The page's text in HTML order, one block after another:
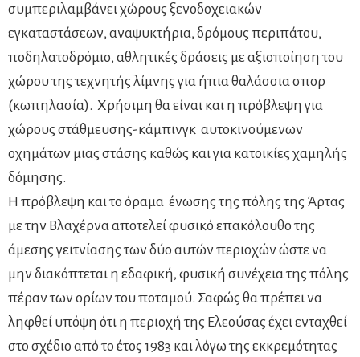
συμπεριλαμβάνει χώρους ξενοδοχειακών
εγκαταστάσεων, αναψυκτήρια, δρόμους περιπάτου,
ποδηλατοδρόμιο, αθλητικές δράσεις με αξιοποίηση του
χώρου της τεχνητής λίμνης για ήπια θαλάσσια σπορ
(κωπηλασία). Χρήσιμη θα είναι και η πρόβλεψη για
χώρους στάθμευσης-κάμπινγκ αυτοκινούμενων
οχημάτων μιας στάσης καθώς και για κατοικίες χαμηλής
δόμησης.
Η πρόβλεψη και το όραμα ένωσης της πόλης της Άρτας
με την Βλαχέρνα αποτελεί φυσικό επακόλουθο της
άμεσης γειτνίασης των δύο αυτών περιοχών ώστε να
μην διακόπτεται η εδαφική, φυσική συνέχεια της πόλης
πέραν των ορίων του ποταμού. Σαφώς θα πρέπει να
ληφθεί υπόψη ότι η περιοχή της Ελεούσας έχει ενταχθεί
στο σχέδιο από το έτος 1983 και λόγω της εκκρεμότητας